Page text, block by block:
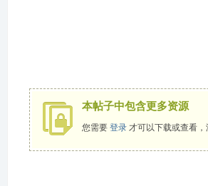
本帖子中包含更多资源
您需要 登录 才可以下载或查看，